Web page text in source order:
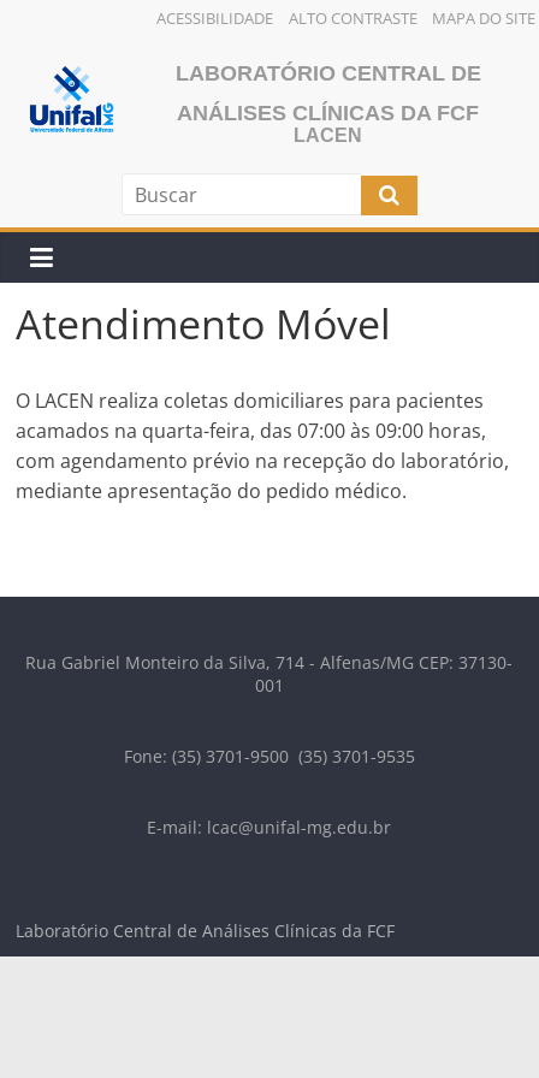
ACESSIBILIDADE ALTO CONTRASTE MAPA DO SITE
conteúdo
LABORATÓRIO CENTRAL DE
ANÁLISES CLÍNICAS DA FCF
LACEN
Atendimento Móvel
O LACEN realiza coletas domiciliares para pacientes
acamados na quarta-feira, das 07:00 às 09:00 horas,
com agendamento prévio na recepção do laboratório,
mediante apresentação do pedido médico.
Rua Gabriel Monteiro da Silva, 714 - Alfenas/MG CEP: 37130-
001
Fone: (35) 3701-9500 (35) 3701-9535
E-mail: lcac@unifal-mg.edu.br
Laboratório Central de Análises Clínicas da FCF